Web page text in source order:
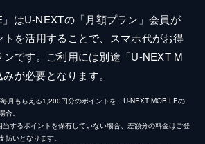
」はU-NEXTの「月額プラン」会員が
を活用することで、スマホ代がお得
です。ご利用には別途「U-NEXT M
が必要となります。
月もらえる1,200円分のポイントを、U-NEXT MOBILEの
。
するポイントを保有していない場合、差額分の料金はご登
いとなります。